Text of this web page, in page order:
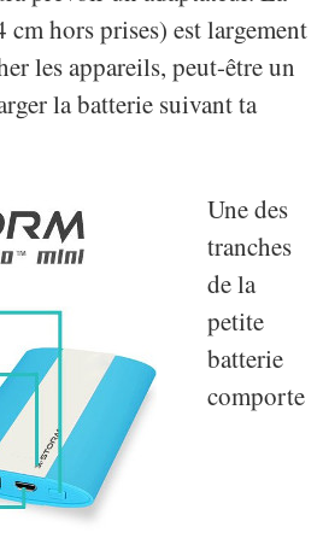
cm hors prises) est largement
les appareils, peut-être un
la batterie suivant ta
Une des
tranches
de la
petite
batterie
comporte